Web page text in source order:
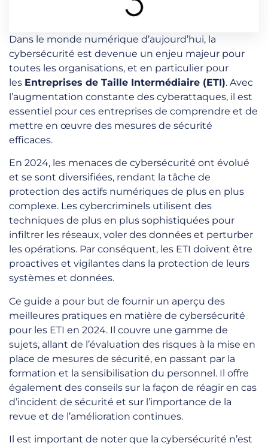
Dans le monde numérique d’aujourd’hui, la
cybersécurité est devenue un enjeu majeur pour
toutes les organisations, et en particulier pour
les Entreprises de Taille Intermédiaire (ETI). Avec
l’augmentation constante des cyberattaques, il est
essentiel pour ces entreprises de comprendre et de
mettre en œuvre des mesures de sécurité
efficaces.
En 2024, les menaces de cybersécurité ont évolué
et se sont diversifiées, rendant la tâche de
protection des actifs numériques de plus en plus
complexe. Les cybercriminels utilisent des
techniques de plus en plus sophistiquées pour
infiltrer les réseaux, voler des données et perturber
les opérations. Par conséquent, les ETI doivent être
proactives et vigilantes dans la protection de leurs
systèmes et données.
Ce guide a pour but de fournir un aperçu des
meilleures pratiques en matière de cybersécurité
pour les ETI en 2024. Il couvre une gamme de
sujets, allant de l’évaluation des risques à la mise en
place de mesures de sécurité, en passant par la
formation et la sensibilisation du personnel. Il offre
également des conseils sur la façon de réagir en cas
d’incident de sécurité et sur l’importance de la
revue et de l’amélioration continues.
Il est important de noter que la cybersécurité n’est